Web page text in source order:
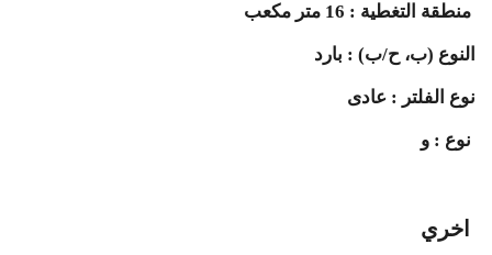
منطقة التغطية : 16 متر مكعب
النوع (ب، ح/ب) : بارد
نوع الفلتر : عادى
نوع : و
اخري